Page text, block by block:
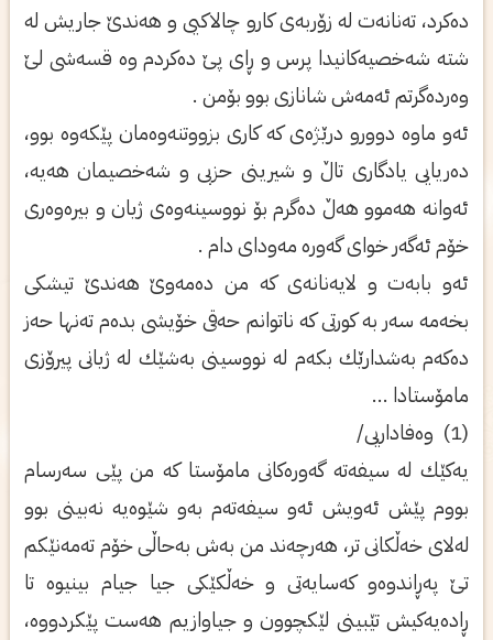
ده‌كرد، ته‌نانه‌ت له‌ زۆربه‌ی‌ كارو چالاكیی‌ و هه‌ندێ‌ جاریش له‌
شته‌ شه‌خصیه‌كانیدا پرس و ڕای‌ پێ ده‌كردم وه‌ قسه‌شی‌ لێ
وه‌رده‌گرتم ئه‌مه‌ش شانازی‌ بوو بۆمن .
ئه‌و ماوه‌ دوورو درێژه‌ی‌ كه‌ كاری‌ بزووتنه‌وه‌مان پێكه‌وه‌ بوو،
ده‌ریایی‌ یادگاری‌ تاڵ و شیرینی‌ حزبی‌ و شه‌خصیمان هه‌یه‌،
ئه‌وانه‌ هه‌موو هه‌ڵ ده‌گرم بۆ نووسینه‌وه‌ی‌ ژیان و بیره‌وه‌ری‌
خۆم ئه‌گه‌ر خوای‌ گه‌وره‌ مه‌ودای‌ دام .
ئه‌و بابه‌ت و لایه‌نانه‌ی‌ كه‌ من ده‌مه‌وێ هه‌ندێ تیشكی‌
بخه‌مه‌ سه‌ر به‌ كورتی‌ كه‌ ناتوانم حه‌قی‌ خۆیشی‌ بده‌م ته‌نها حه‌ز
ده‌كه‌م به‌شدارێك بكه‌م له‌ نووسینی‌ به‌شێك له‌ ژیانی‌ پیرۆزی‌
مامۆستادا ...
یه‌كێك له‌ سیفه‌ته‌ گه‌وره‌كانی‌ مامۆستا كه‌ من پێی‌ سه‌رسام
بووم پێش ئه‌ویش ئه‌و سیفه‌ته‌م به‌و شێوه‌یه‌ نه‌بینی بوو
له‌لای‌ خه‌ڵكانی‌ تر، هه‌رچه‌ند من به‌ش به‌حاڵی‌ خۆم ته‌مه‌نێكم
تێ په‌ڕاندوه‌و كه‌سایه‌تی‌ و خه‌ڵكێكی‌ جیا جیام بینیوه‌ تا
ڕاده‌یه‌كیش تێبینی‌ لێكچوون و جیاوازیم هه‌ست پێكردووه‌،